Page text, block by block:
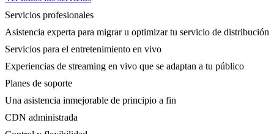
Servicios profesionales
Asistencia experta para migrar u optimizar tu servicio de distribución
Servicios para el entretenimiento en vivo
Experiencias de streaming en vivo que se adaptan a tu público
Planes de soporte
Una asistencia inmejorable de principio a fin
CDN administrada